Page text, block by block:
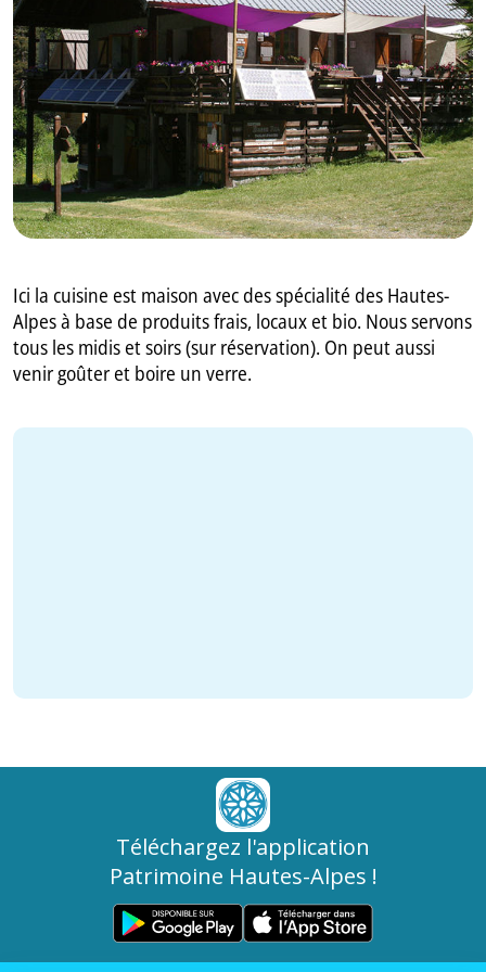
GB
IT
Ici la cuisine est maison avec des spécialité des Hautes-
Alpes à base de produits frais, locaux et bio. Nous servons
tous les midis et soirs (sur réservation). On peut aussi
venir goûter et boire un verre.
Téléchargez l'application
Patrimoine Hautes-Alpes !